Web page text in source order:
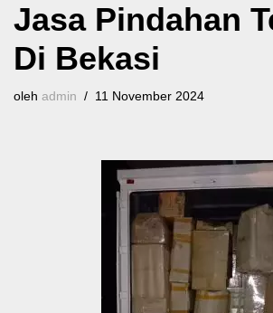
Jasa Pindahan
Di Bekasi
oleh admin 11 November 2024